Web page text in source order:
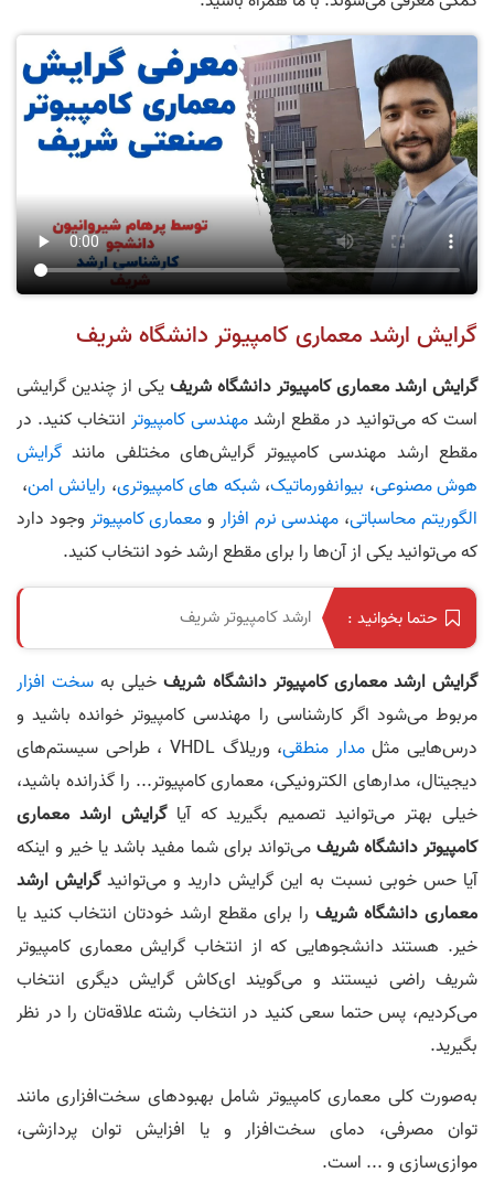
گرایش ارشد معماری کامپیوتر دانشگاه شریف
گرایش ارشد معماری کامپیوتردانشگاه شریفیکی از چندین گرایشی
است که می‌توانید در مقطع ارشدمهندسی کامپیوتر انتخاب کنید. در
مقطع ارشد مهندسی کامپیوتر گرایش‌های مختلفی مانند گرایش
هوش مصنوعی، بیوانفورماتیک،شبکه های کامپیوتری، رایانش امن،
الگوریتم محاسباتی، مهندسی نرم افزار ومعماری کامپیوتر وجود دارد
که می‌توانید یکی از آن‌ها را برای مقطع ارشد خود انتخاب کنید.
حتما بخوانید : ارشد کامپیوتر شریف
گرایش ارشد معماری کامپیوتر دانشگاه شریفخیلی به سخت افزار
مربوط می‌شود اگر کارشناسی را مهندسی کامپیوتر خوانده باشید و
درس‌هایی مثلمدار منطقی
، وریلاگ VHDL ، طراحی سیستم‌های
دیجیتال، مدارهای الکترونیکی، معماری کامپیوتر... را گذرانده باشید،
خیلی بهتر می‌توانید تصمیم بگیرید که آیاگرایش ارشد معماری
کامپیوتر دانشگاه شریفمی‌تواند برای شما مفید باشد یا خیر و اینکه
آیا حس خوبی نسبت به این گرایش دارید و می‌توانیدگرایش ارشد
معماری دانشگاه شریف را برای مقطع ارشد خودتان انتخاب کنید یا
خیر. هستند دانشجوهایی که از انتخاب گرایش معماری کامپیوتر
شریف راضی نیستند و می‌گویند ای‌کاش گرایش دیگری انتخاب
می‌کردیم، پس حتما سعی کنید در انتخاب رشته علاقه‌تان را در نظر
بگیرید.
به‌صورت کلی معماری کامپیوتر شامل بهبودهای سخت‌افزاری مانند
توان مصرفی، دمای سخت‌افزار و یا افزایش توان پردازشی،
موازی‌سازی و ... است.